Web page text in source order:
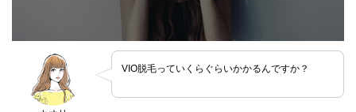
VIO脱毛っていくらぐらいかかるんですか？